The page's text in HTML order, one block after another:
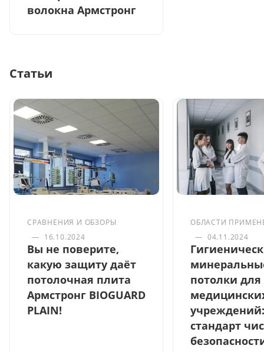
волокна Армстронг
Статьи
СРАВНЕНИЯ И ОБЗОРЫ
— 16.10.2024
Вы не поверите,
какую защиту даёт
потолочная плита
Армстронг BIOGUARD
PLAIN!
ОБЛАСТИ
— 04.11.2024
потолки для
учреждений:
стандарт